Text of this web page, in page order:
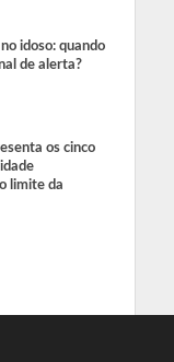
idoso: quando
de alerta?
os cinco
limite da